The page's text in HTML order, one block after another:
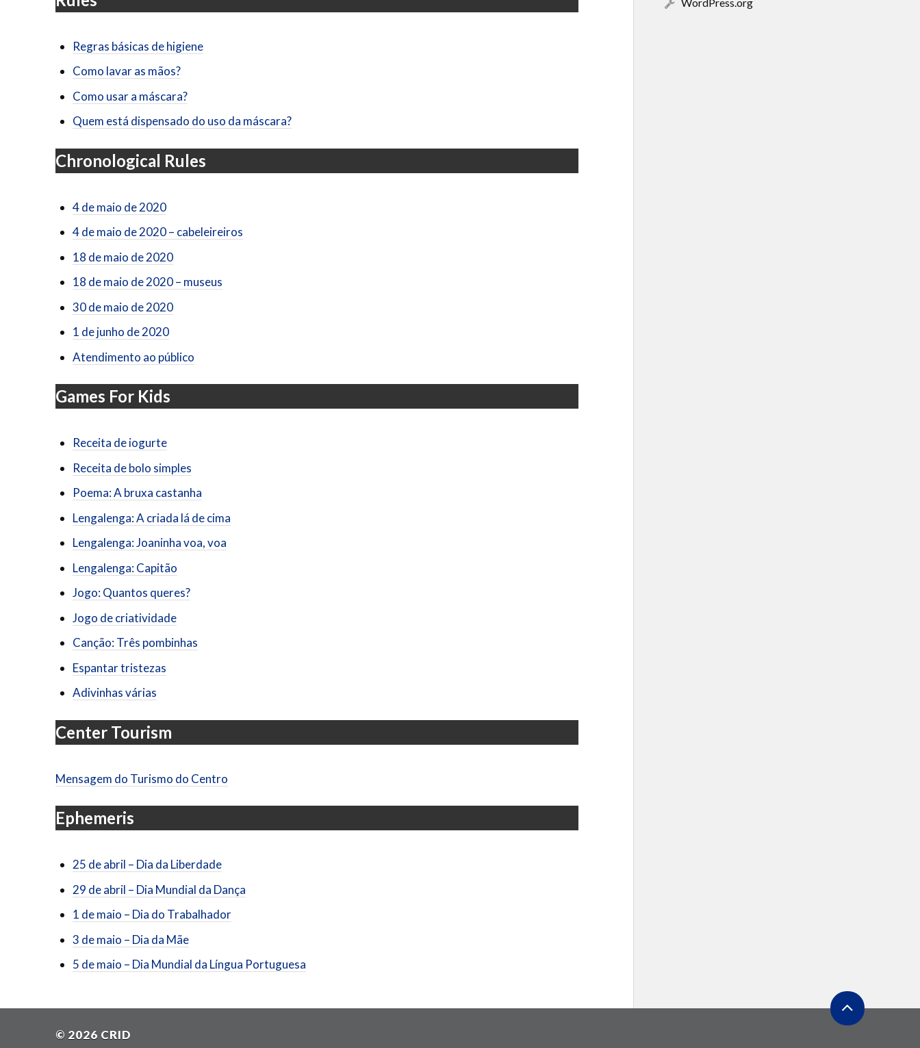
Regras básicas de higiene
Como lavar as mãos?
Como usar a máscara?
Quem está dispensado do uso da máscara?
Chronological Rules
4 de maio de 2020
4 de maio de 2020 – cabeleireiros
18 de maio de 2020
18 de maio de 2020 – museus
30 de maio de 2020
1 de junho de 2020
Atendimento ao público
Games For Kids
Receita de iogurte
Receita de bolo simples
Poema: A bruxa castanha
Lengalenga: A criada lá de cima
Lengalenga: Joaninha voa, voa
Lengalenga: Capitão
Jogo: Quantos queres?
Jogo de criatividade
Canção: Três pombinhas
Espantar tristezas
Adivinhas várias
Center Tourism
Mensagem do Turismo do Centro
Ephemeris
25 de abril – Dia da Liberdade
29 de abril – Dia Mundial da Dança
1 de maio – Dia do Trabalhador
3 de maio – Dia da Mãe
5 de maio – Dia Mundial da Língua Portuguesa
© 2026 CRID